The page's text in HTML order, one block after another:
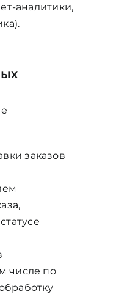
аналитики,
заказов
числе по